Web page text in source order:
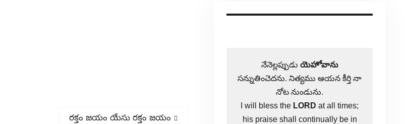
Next
రక్తం జయం యేసు రక్తం జయం
నేనెల్లప్పుడు యెహోవాను
సన్నుతించెదను. నిత్యము ఆయన కీర్తి నా
నోట నుండును.
I will bless the LORD at all times;
his praise shall continually be in